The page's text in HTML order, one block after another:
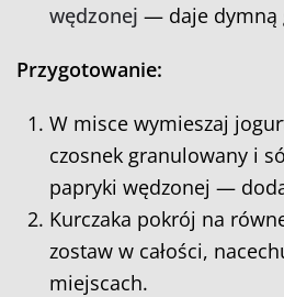
wędzonej — daje dymną
Przygotowanie:
W misce wymieszaj
czosnek granulowany i
papryki wędzonej —
Kurczaka pokrój na
zostaw w całości,
miejscach.